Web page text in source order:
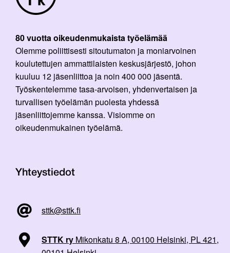
80 vuotta oikeudenmukaista työelämää
Olemme poliittisesti sitoutumaton ja moniarvoinen
koulutettujen ammattilaisten keskusjärjestö, johon
kuuluu 12 jäsenliittoa ja noin 400 000 jäsentä.
Työskentelemme tasa-arvoisen, yhdenvertaisen ja
turvallisen työelämän puolesta yhdessä
jäsenliittojemme kanssa. Visiomme on
oikeudenmukainen työelämä.
Yhteystiedot
sttk@sttk.fi
STTK ry Mikonkatu 8 A, 00100 Helsinki, PL 421,